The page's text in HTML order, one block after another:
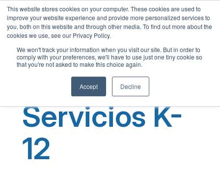
This website stores cookies on your computer. These cookies are used to
improve your website experience and provide more personalized services to
you, both on this website and through other media. To find out more about the
cookies we use, see our Privacy Policy.
We won't track your information when you visit our site. But in order to
comply with your preferences, we'll have to use just one tiny cookie so
that you're not asked to make this choice again.
Accept Decline
Servicios K-
12
Spanish
English
French
Chinese
Hindi
Tagalog